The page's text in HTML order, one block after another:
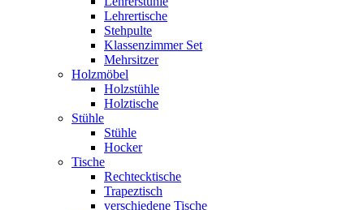
Lehrertische
Stehpulte
Klassenzimmer Set
Mehrsitzer
Holzmöbel
Holzstühle
Holztische
Stühle
Stühle
Hocker
Tische
Rechtecktische
Trapeztisch
verschiedene Tische